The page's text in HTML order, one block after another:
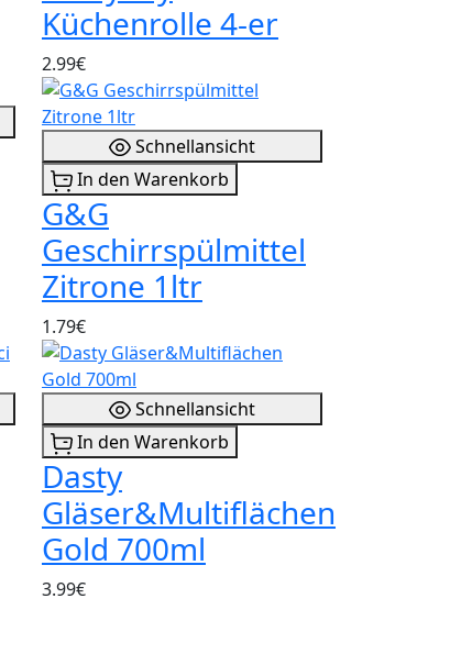
Küchenrolle 4-er
2.99€
Schnellansicht
In den Warenkorb
G&G
Geschirrspülmittel
Zitrone 1ltr
1.79€
Schnellansicht
In den Warenkorb
Dasty
Gläser&Multiflächen
Gold 700ml
3.99€